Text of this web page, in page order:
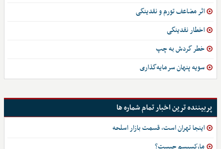
اثر مضاعف تورم و نقدینگی
اخطار نقدینگی
خطر گردش به چپ
سویه پنهان سرمایه‌گذاری
پربیننده ترین اخبار تمام شماره ها
اینجا تهران است، قسمت بازار اسلحه